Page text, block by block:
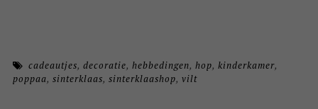
cadeautjes,decoratie,hebbedingen,hop,kinderkamer,
poppaa, sinterklaas, sinterklaashop, vilt